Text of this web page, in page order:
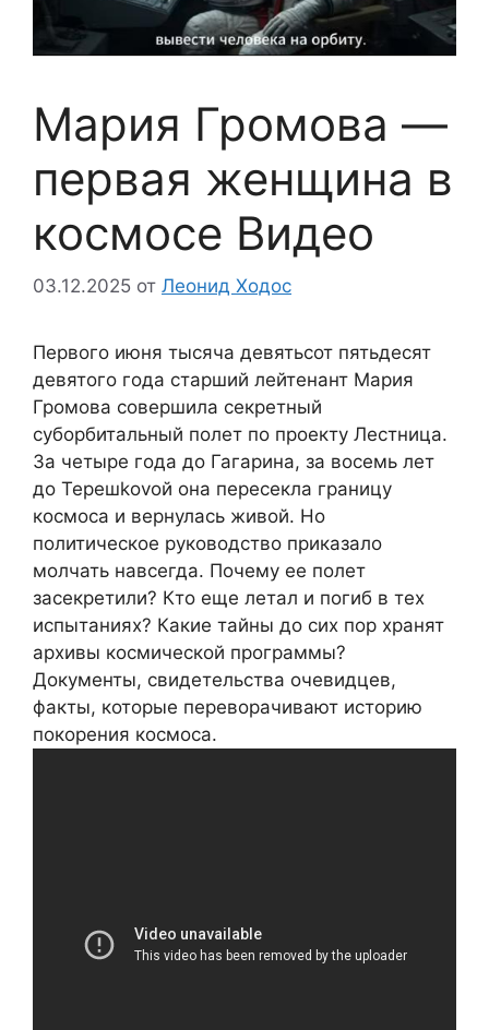
Мария Громова —
первая женщина в
космосе Видео
03.12.2025 от Леонид Ходос
Первого июня тысяча девятьсот пятьдесят
девятого года старший лейтенант Мария
Громова совершила секретный
суборбитальный полет по проекту Лестница.
За четыре года до Гагарина, за восемь лет
до Терешkovой она пересекла границу
космоса и вернулась живой. Но
политическое руководство приказало
молчать навсегда. Почему ее полет
засекретили? Кто еще летал и погиб в тех
испытаниях? Какие тайны до сих пор хранят
архивы космической программы?
Документы, свидетельства очевидцев,
факты, которые переворачивают историю
покорения космоса.